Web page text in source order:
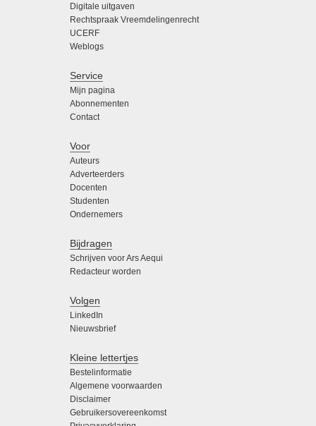
Digitale uitgaven
Rechtspraak Vreemdelingenrecht
UCERF
Weblogs
Service
Mijn pagina
Abonnementen
Contact
Voor
Auteurs
Adverteerders
Docenten
Studenten
Ondernemers
Bijdragen
Schrijven voor Ars Aequi
Redacteur worden
Volgen
LinkedIn
Nieuwsbrief
Kleine lettertjes
Bestelinformatie
Algemene voorwaarden
Disclaimer
Gebruikersovereenkomst